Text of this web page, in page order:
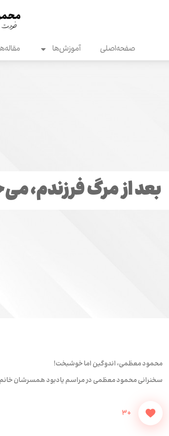
صفحه‌اصلی آموزش‌ها
بعد از مرگ فرزندم،
محمود معظمی، اندوگین اما خوشبخت!
سخنرانی محمود معظمی در مراسم یادبود همسرشان خانم فریبا
+3